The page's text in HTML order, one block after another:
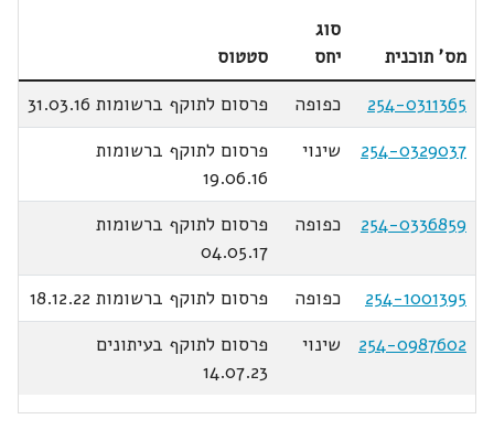
מס' תוכנית
סוג
יחס
סטטוס
254-0311365
כפופה
פרסום לתוקף ברשומות 31.03.16
254-0329037
שינוי
פרסום לתוקף ברשומות
19.06.16
254-0336859
כפופה
פרסום לתוקף ברשומות
04.05.17
254-1001395
כפופה
פרסום לתוקף ברשומות 18.12.22
254-0987602
שינוי
פרסום לתוקף בעיתונים
14.07.23